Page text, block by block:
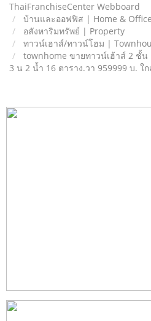
ThaiFranchiseCenter Webboard
บ้านและออฟฟิส | Home & Office
อสังหาริมทรัพย์ | Property
ทาวน์เฮาส์/ทาวน์โฮม |
townhome ขายทาวน์เฮ้าส์ 2 ชั้น
3 น 2 น้ำ 16 ตาราง.วา 959999 บ. ใ